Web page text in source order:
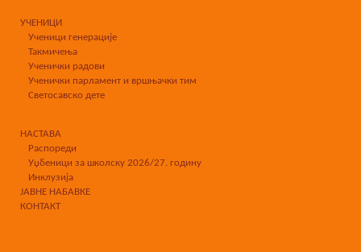
УЧЕНИЦИ
Ученици генерације
Такмичења
Ученички радови
Ученички парламент и вршњачки тим
Светосавско дете
НАСТАВА
Распореди
Уџбеници за школску 2026/27. годину
Инклузија
ЈАВНЕ НАБАВКЕ
КОНТАКТ